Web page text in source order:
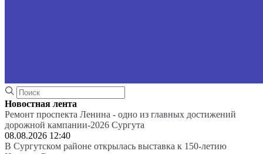
Новостная лента
Ремонт проспекта Ленина - одно из главных достижений
дорожной кампании-2026 Сургута
08.08.2026 12:40
В Сургутском районе открылась выставка к 150-летию